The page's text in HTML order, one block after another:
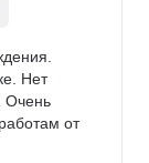
Нет
Очень
от